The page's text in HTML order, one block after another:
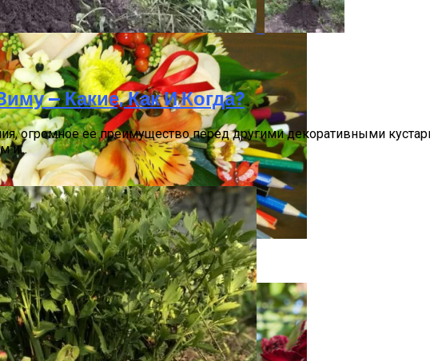
Для Учителя На 1 Сентября: Советы Для Первоклассников
— Какие, Как И Когда?
огромное ее преимущество перед другими декоративными
и...